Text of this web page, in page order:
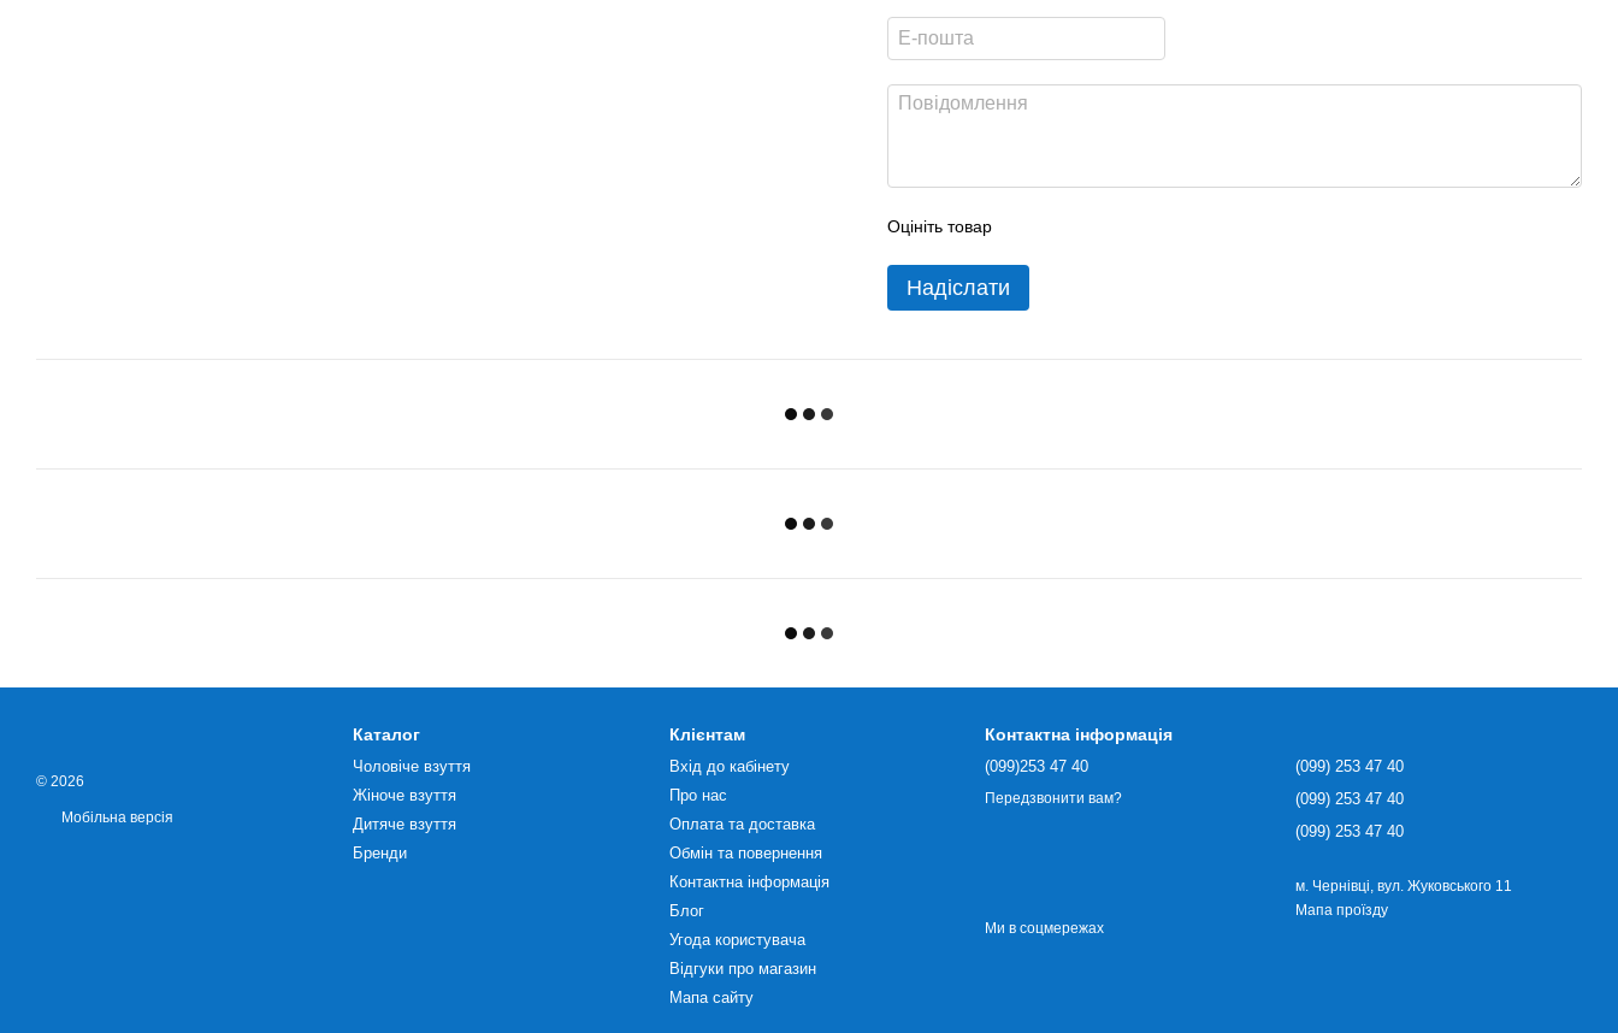
Оцініть товар
Надіслати
© 2026
Мобільна версія
Каталог
Чоловіче взуття
Жіноче взуття
Дитяче взуття
Бренди
Клієнтам
Вхід до кабінету
Про нас
Оплата та доставка
Обмін та повернення
Контактна інформація
Блог
Угода користувача
Відгуки про магазин
Мапа сайту
Контактна інформація
(099)253 47 40
Передзвонити вам?
(099) 253 47 40
(099) 253 47 40
(099) 253 47 40
м. Чернівці, вул. Жуковського 11
Мапа проїзду
Ми в соцмережах